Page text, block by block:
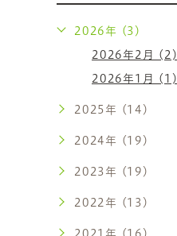
2026年 (3)
2026年2月 (2)
2026年1月 (1)
2025年 (14)
2024年 (19)
2023年 (19)
2022年 (13)
2021年 (16)